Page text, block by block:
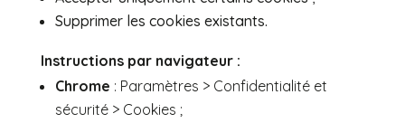
Supprimer les cookies existants.
Instructions par navigateur :
Chrome : Paramètres > Confidentialité et
sécurité > Cookies ;